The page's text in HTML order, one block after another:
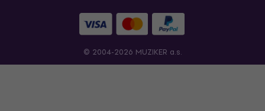
© 2004-2026 MUZIKER a.s.